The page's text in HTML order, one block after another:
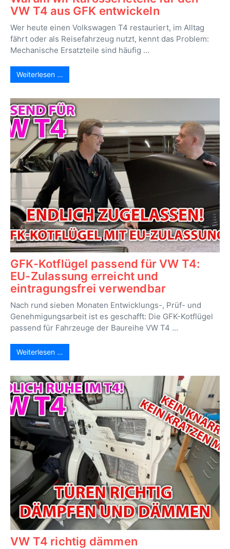
VW T4 aus GFK entwickeln
Wer heute einen Volkswagen T4 restauriert, im Alltag
fährt oder als Reisefahrzeug nutzt, kennt das Problem:
Mechanische Ersatzteile sind häufig ...
Weiterlesen …
GFK-Kotflügel passend für VW T4:
EU-Zulassung erreicht und
eintragungsfrei verwendbar
Nach rund sieben Monaten Entwicklungs-, Prüf- und
Genehmigungsarbeit ist es geschafft: Die GFK-Kotflügel
passend für Fahrzeuge der Baureihe VW T4 ...
Weiterlesen …
VW T4 richtig dämmen